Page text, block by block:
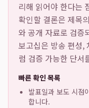
리해 읽어야 한다는
확인할 결론은 제목
와 공개 자료로 검증
보고십은 방송 편성,
럼 검증 가능한 단서
빠른 확인 목록
발표일과 보도 시점
합니다.